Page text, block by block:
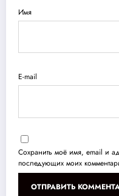
Имя
E-mail
Сохранить моё имя, email и
последующих моих